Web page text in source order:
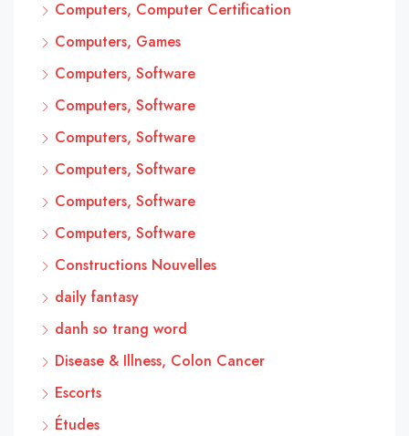
Computers, Computer Certification
Computers, Games
Computers, Software
Computers, Software
Computers, Software
Computers, Software
Computers, Software
Computers, Software
Constructions Nouvelles
daily fantasy
danh so trang word
Disease & Illness, Colon Cancer
Escorts
Études